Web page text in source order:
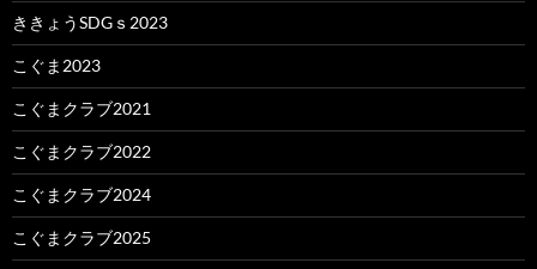
ききょうSDGｓ2023
こぐま2023
こぐまクラブ2021
こぐまクラブ2022
こぐまクラブ2024
こぐまクラブ2025